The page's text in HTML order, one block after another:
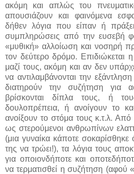
ακόμη και απλώς του
απουσιάζουν και φαινόμενα
δήθεν λόγια που είπαν ή
συμπληρώσεις από την ευσεβή
«μυθική» αλλοίωση και νοσηρή
τον δεύτερο δρόμο. Επιδιώκεται
μαζί τους, ακόμη και αν δεν
να αντιλαμβάνονται την
διατηρούν την συζήτηση για
βρίσκονται δίπλα τους, ή
δουλοπρέπεια, ή ανοίγουν το
ανοίξουν το στόμα τους κ.τ.λ. Από
ως στερούμενοι ανθρωπίνων
(μια γυναίκα κάποτε σοκαρίσθηκε
της να τρώει!), τα λόγια τους
για οποιονδήποτε και
να τερματισθεί η συζήτηση (αφού